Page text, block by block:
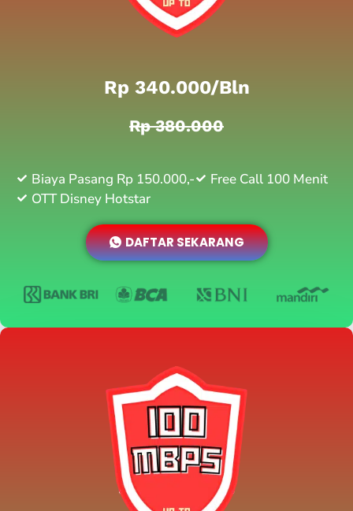
Rp 340.000/bln
Rp 380.000
Biaya Pasang Rp 150.000,-
Free Call 100 Menit
OTT Disney Hotstar
DAFTAR SEKARANG